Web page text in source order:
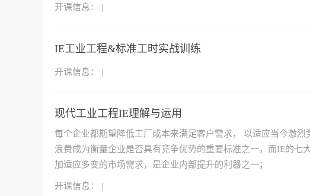
开课信息： |
IE工业工程&标准工时实战训练
开课信息： |
现代工业工程IE理解与运用
每个企业都期望降低工厂成本来满足客户需求， 以适应当今激
浪费成为衡量企业是否具有竞争优势的重要标准之一，而IE的
加适应多变的市场需求，是企业内部提升的利器之一；
开课信息： |